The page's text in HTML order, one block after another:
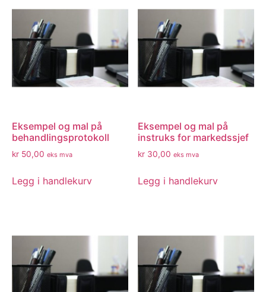
Eksempel og mal på
behandlingsprotokoll
kr 50,00 eks mva
Legg i handlekurv
Eksempel og mal på
instruks for markedssjef
kr 30,00 eks mva
Legg i handlekurv